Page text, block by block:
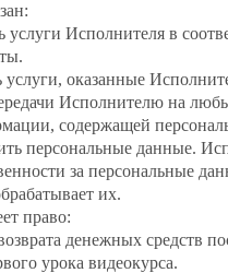
услуги Исполнителя в
оказанные
Исполнителю на
содержащей
персональные данные.
за персональные
их.
право:
денежных средств
урока видеокурса.